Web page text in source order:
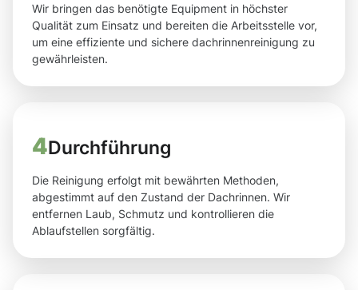
Wir bringen das benötigte Equipment in höchster
Qualität zum Einsatz und bereiten die Arbeitsstelle vor,
um eine effiziente und sichere dachrinnenreinigung zu
gewährleisten.
4Durchführung
Die Reinigung erfolgt mit bewährten Methoden,
abgestimmt auf den Zustand der Dachrinnen. Wir
entfernen Laub, Schmutz und kontrollieren die
Ablaufstellen sorgfältig.